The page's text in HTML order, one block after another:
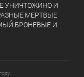
УНИЧТОЖИНО И
МЕРТВЫЕ
БРОНЕВЫЕ И